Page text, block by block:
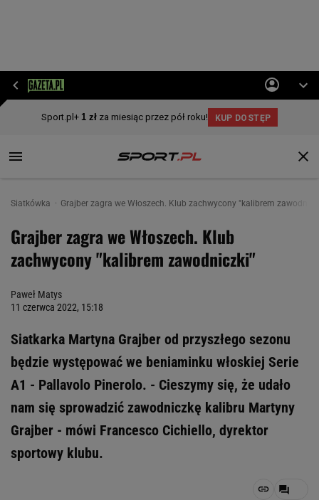
Siatkówka Grajber zagra we Włoszech. Klub zachwycony "kalibrem
Grajber zagra we Włoszech. Klub
zachwycony "kalibrem zawodniczki"
Paweł Matys
11 czerwca 2022, 15:18
Siatkarka Martyna Grajber od przyszłego sezonu
będzie występować we beniaminku włoskiej Serie
A1 - Pallavolo Pinerolo. - Cieszymy się, że udało
nam się sprowadzić zawodniczkę kalibru Martyny
Grajber - mówi Francesco Cichiello, dyrektor
sportowy klubu.